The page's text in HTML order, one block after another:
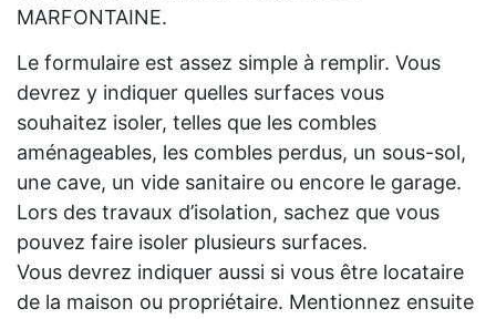
MARFONTAINE.
Le formulaire est assez simple à remplir. Vous
devrez y indiquer quelles surfaces vous
souhaitez isoler, telles que les combles
aménageables, les combles perdus, un sous-sol,
une cave, un vide sanitaire ou encore le garage.
Lors des travaux d’isolation, sachez que vous
pouvez faire isoler plusieurs surfaces.
Vous devrez indiquer aussi si vous être locataire
de la maison ou propriétaire. Mentionnez ensuite